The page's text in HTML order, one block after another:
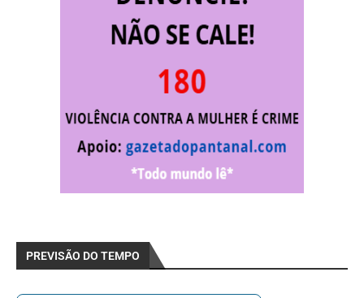
PREVISÃO DO TEMPO